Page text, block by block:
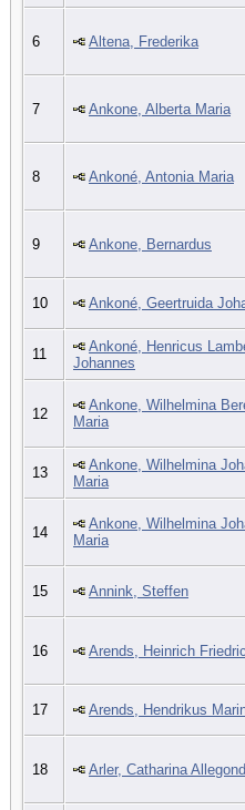
6 Altena, Frederika
7 Ankone, Alberta Maria
8 Ankoné, Antonia Maria
9 Ankone, Bernardus
10 Ankoné, Geertruida
11
Ankoné, Henricus
Johannes
12
Ankone, Wilhelmina
Maria
13
Ankone, Wilhelmina
Maria
14
Ankone, Wilhelmina
Maria
15 Annink, Steffen
16 Arends, Heinrich
17 Arends, Hendrikus
18 Arler, Catharina